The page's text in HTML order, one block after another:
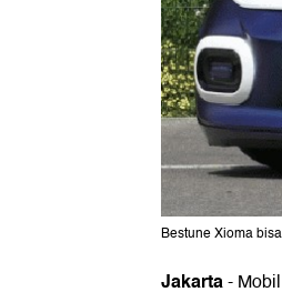
Bestune Xioma
Jakarta-